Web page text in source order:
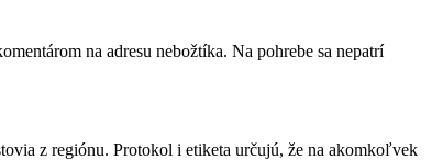
na adresu nebožtíka. Na pohrebe sa nepatrí
z regiónu. Protokol i etiketa určujú, že na akomkoľvek